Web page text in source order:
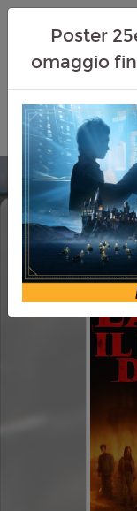
LA CASA
Poster
omaggio